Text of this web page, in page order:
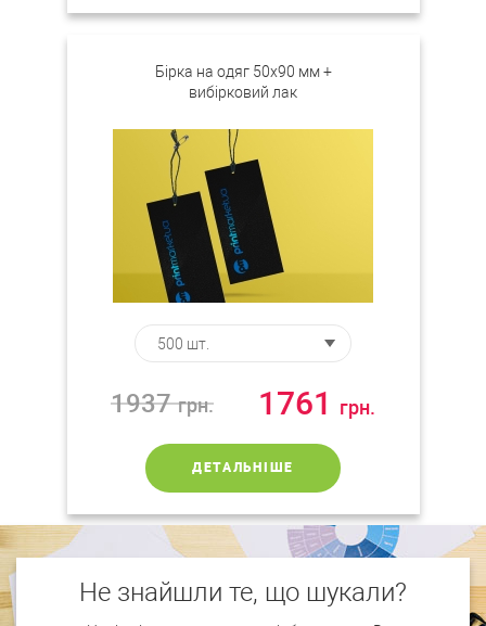
Бірка на одяг 50х90 мм +
вибірковий лак
1937грн. 1761 грн.
ДЕТАЛЬНІШЕ
Не знайшли те, що шукали?